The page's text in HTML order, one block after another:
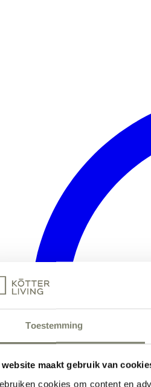
Toestemming
website maakt gebruik van
cookies om content en